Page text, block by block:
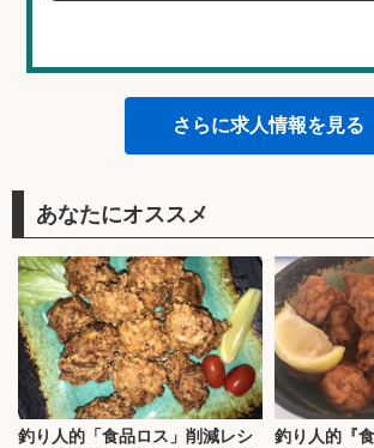
さらに求人情報を見る
あなたにオススメ
釣り人的「食品ロス」削減レシ
釣り人的『